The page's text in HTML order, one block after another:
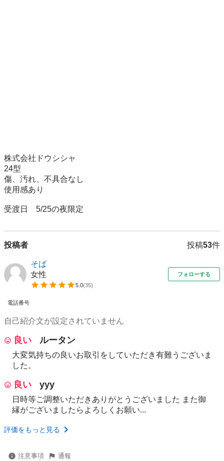
株式会社ドウシシャ
24型
傷、汚れ、不具合なし
使用感あり
受渡日　5/25の夜限定
投稿者 投稿53件
そば
女性
5.0(35)
フォローする
電話番号
自己紹介文が設定されていません
良い ルータン
大変気持ちの良いお取引をしていただき有難うございま
した。
良い yyy
日時等ご調整いただきありがとうございました また御
縁がございましたらよろしくお願い...
評価をもっと見る
注意事項 通報